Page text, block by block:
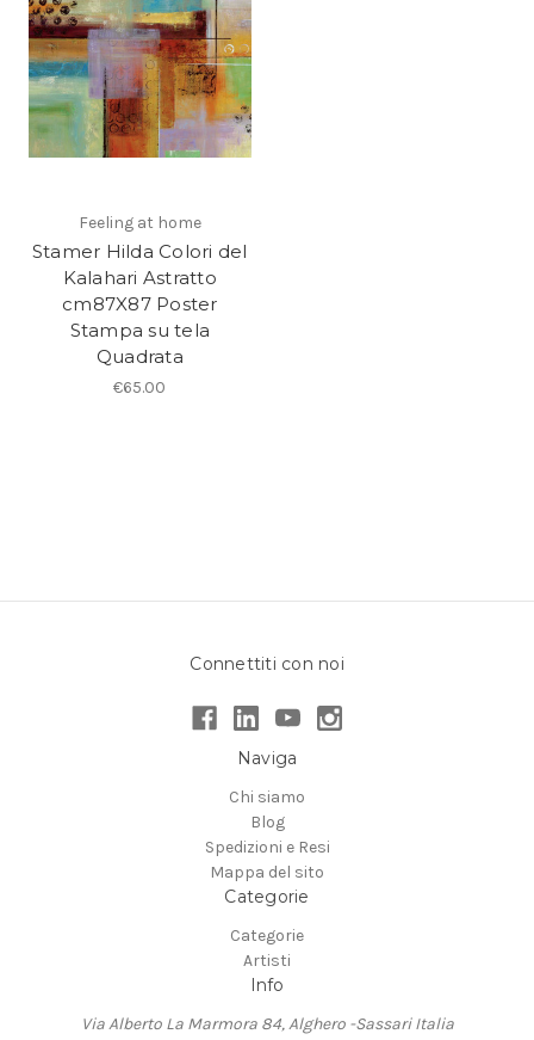
Feeling at home
Stamer Hilda Colori del
Kalahari Astratto
cm87X87 Poster
Stampa su tela
Quadrata
€65.00
Connettiti con noi
Naviga
Chi siamo
Blog
Spedizioni e Resi
Mappa del sito
Categorie
Categorie
Artisti
Info
Via Alberto La Marmora 84, Alghero -Sassari Italia